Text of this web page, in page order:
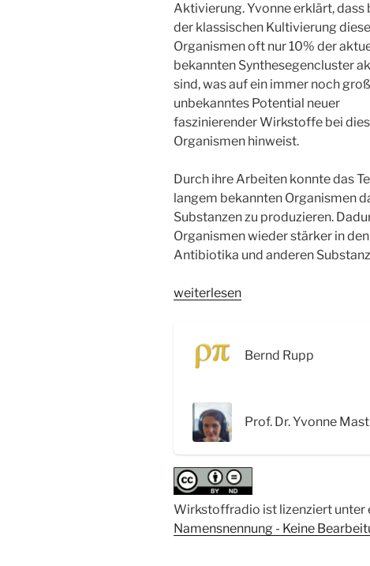
Aktivierung. Yvonne erklärt, dass
der klassischen Kultivierung
Organismen oft nur 10% der
bekannten Synthesegencluster
sind, was auf ein immer noch
unbekanntes Potential neuer
faszinierender Wirkstoffe bei
Organismen hinweist.
Durch ihre Arbeiten konnte das
langem bekannten Organismen
Substanzen zu produzieren.
Organismen wieder stärker in
Antibiotika und anderen
„WSR066
Vielfalt
Neue
Wege
von
Wirkstoffen
–
Interview
weiterlesen
Bernd Rupp
Prof. Dr. Yvonne Mast
Wirkstoffradio ist lizenziert unter
Namensnennung - Keine